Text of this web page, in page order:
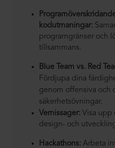
kodutmaningar:
programgränser och
tillsammans.
Blue Team vs. Red
Fördjupa dina
genom offensiva och
säkerhetsövningar.
Vernissager: Visa upp
design- och
Hackathons: Arbeta